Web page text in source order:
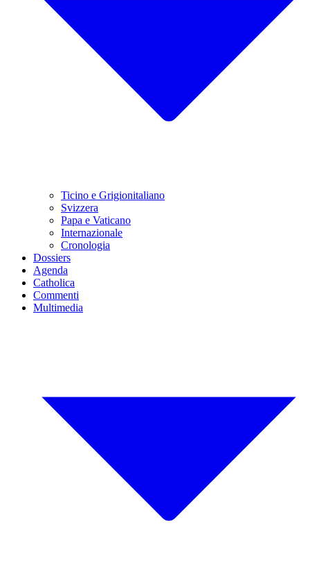
Ticino e Grigionitaliano
Svizzera
Papa e Vaticano
Internazionale
Cronologia
Dossiers
Agenda
Catholica
Commenti
Multimedia